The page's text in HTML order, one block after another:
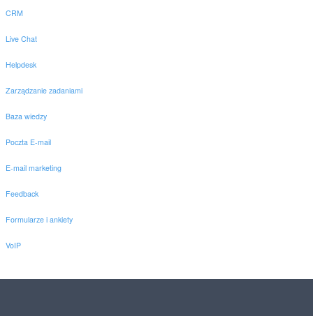
CRM
Live Chat
Helpdesk
Zarządzanie zadaniami
Baza wiedzy
Poczta E-mail
E-mail marketing
Feedback
Formularze i ankiety
VoIP